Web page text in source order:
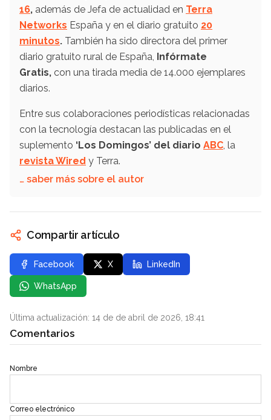
16, además de Jefa de actualidad en Terra
Networks España y en el diario gratuito 20
minutos. También ha sido directora del primer
diario gratuito rural de España, Infórmate
Gratis, con una tirada media de 14.000 ejemplares
diarios.
Entre sus colaboraciones periodísticas relacionadas
con la tecnología destacan las publicadas en el
suplemento ‘Los Domingos’ del diario ABC , la
revista Wired y Terra.
… saber más sobre el autor
Compartir artículo
Facebook X LinkedIn
WhatsApp
Última actualización: 14 de de abril de 2026, 18:41
Comentarios
Nombre
Correo electrónico